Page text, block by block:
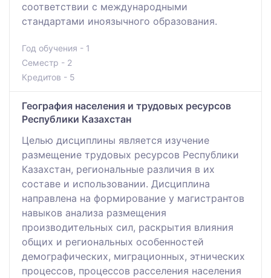
соответствии с международными
стандартами иноязычного образования.
Год обучения - 1
Семестр - 2
Кредитов - 5
География населения и трудовых ресурсов
Республики Казахстан
Целью дисциплины является изучение
размещение трудовых ресурсов Республики
Казахстан, региональные различия в их
составе и использовании. Дисциплина
направлена на формирование у магистрантов
навыков анализа размещения
производительных сил, раскрытия влияния
общих и региональных особенностей
демографических, миграционных, этнических
процессов, процессов расселения населения